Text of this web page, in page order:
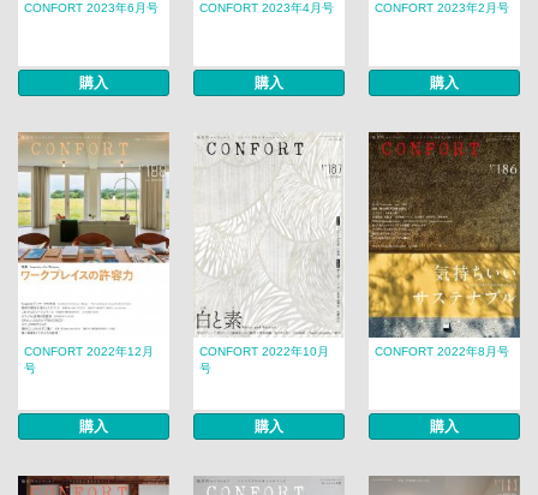
CONFORT 2023年6月号
購入
CONFORT 2023年4月号
購入
CONFORT 2023年2月号
購入
CONFORT 2022年12月
号
購入
CONFORT 2022年10月
号
購入
CONFORT 2022年8月号
購入